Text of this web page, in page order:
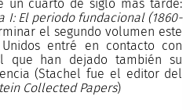
un cuarto de siglo más tarde:
I: El periodo fundacional (1860-
el segundo volumen este
entré en contacto con
que han dejado también su
(Stachel fue el editor del
Collected Papers)